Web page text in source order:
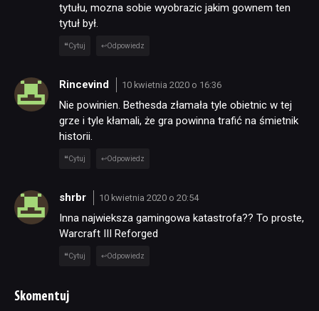
tytułu, mozna sobie wyobrazic jakim gownem ten
tytuł był.
Cytuj Odpowiedz
Rincevind 10 kwietnia 2020 o 16:36
Nie powinien. Bethesda złamała tyle obietnic w tej
grze i tyle kłamali, że gra powinna trafić na śmietnik
historii.
Cytuj Odpowiedz
shrbr 10 kwietnia 2020 o 20:54
Inna najwieksza gamingowa katastrofa?? To proste,
Warcraft III Reforged
Cytuj Odpowiedz
Skomentuj